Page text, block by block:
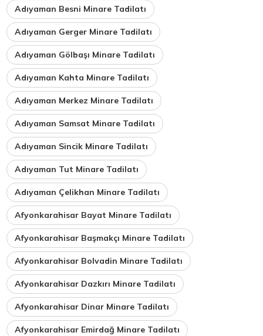
Adıyaman Besni Minare Tadilatı
Adıyaman Gerger Minare Tadilatı
Adıyaman Gölbaşı Minare Tadilatı
Adıyaman Kahta Minare Tadilatı
Adıyaman Merkez Minare Tadilatı
Adıyaman Samsat Minare Tadilatı
Adıyaman Sincik Minare Tadilatı
Adıyaman Tut Minare Tadilatı
Adıyaman Çelikhan Minare Tadilatı
Afyonkarahisar Bayat Minare Tadilatı
Afyonkarahisar Başmakçı Minare Tadilatı
Afyonkarahisar Bolvadin Minare Tadilatı
Afyonkarahisar Dazkırı Minare Tadilatı
Afyonkarahisar Dinar Minare Tadilatı
Afyonkarahisar Emirdağ Minare Tadilatı